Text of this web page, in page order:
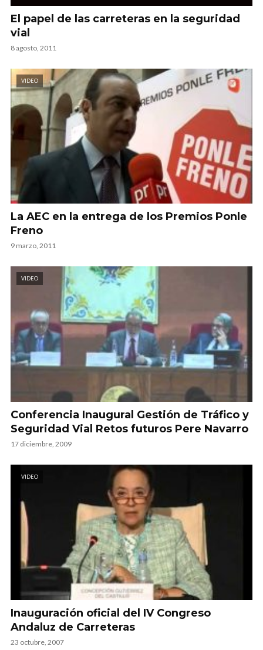
El papel de las carreteras en la seguridad
vial
8 agosto, 2011
VIDEO
La AEC en la entrega de los Premios Ponle
Freno
9 marzo, 2011
VIDEO
Conferencia Inaugural Gestión de Tráfico y
Seguridad Vial Retos futuros Pere Navarro
17 diciembre, 2009
VIDEO
Inauguración oficial del IV Congreso
Andaluz de Carreteras
23 octubre, 2007